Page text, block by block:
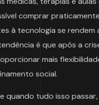
comprar
à tecnologia se rendem
é que após a
mais
social.
quando tudo isso passar,